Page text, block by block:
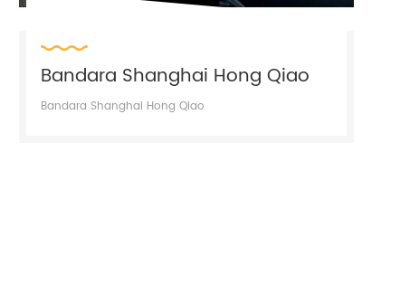
Bandara Shanghai Hong Qiao
Bandara Shanghai Hong Qiao